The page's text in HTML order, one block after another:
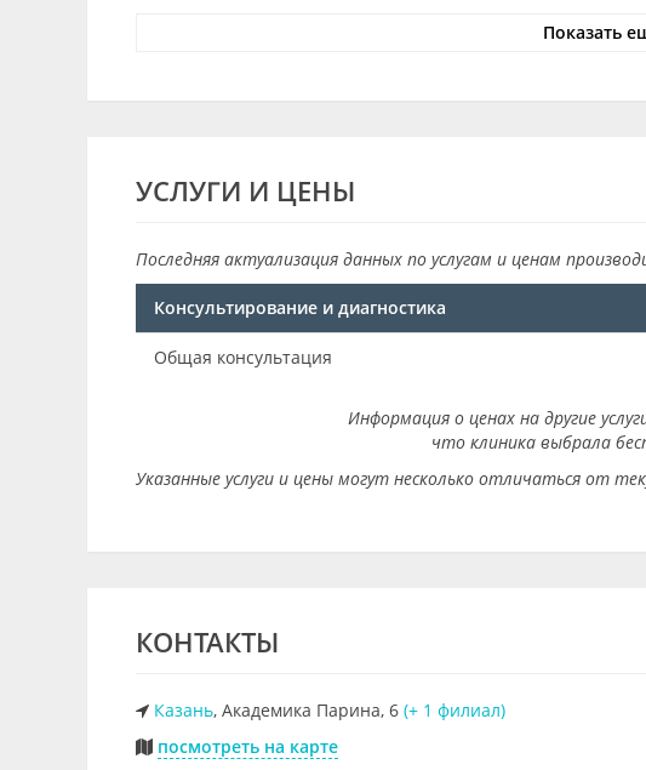
Показать
УСЛУГИ И ЦЕНЫ
Последняя актуализация данных по услугам и ценам
Консультирование и диагностика
Общая консультация
Информация о ценах на другие
что клиника выбрала
Указанные услуги и цены могут несколько отличаться от
КОНТАКТЫ
Казань, Академика Парина, 6 (+ 1 филиал)
посмотреть на карте